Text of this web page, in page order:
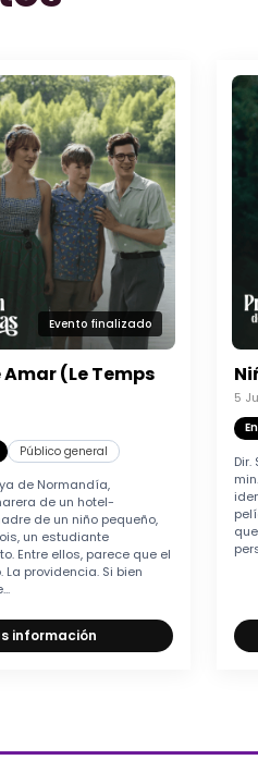
Evento finalizado
(Le Temps
Público general
de Normandía,
de un hotel-
de un niño pequeño,
un estudiante
Entre ellos, parece que el
La providencia. Si bien
información
5